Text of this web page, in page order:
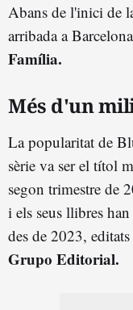
Abans de l'inici de
arribada a
Família.
Més d'un
La popularitat de
sèrie va ser el títol
segon trimestre de
i els seus llibres
des de 2023,
Grupo Editorial.